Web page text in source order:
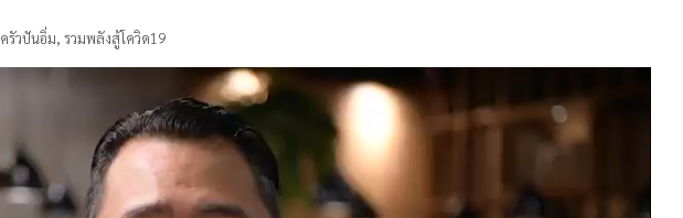
ครัวปันอิ่ม, รวมพลังสู้โควิด19